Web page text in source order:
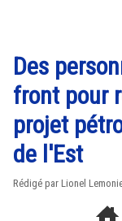
Des
front pour
projet
de l'Est
Rédigé par Lionel